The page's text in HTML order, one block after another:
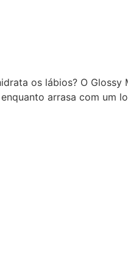
os lábios? O
arrasa com um